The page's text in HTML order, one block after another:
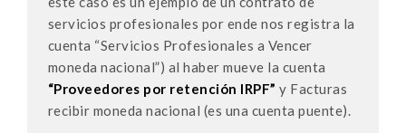
servicios profesionales por ende nos registra la
cuenta “Servicios Profesionales a Vencer
moneda nacional”) al haber mueve la cuenta
“Proveedores por retención IRPF” y Facturas
recibir moneda nacional (es una cuenta puente).